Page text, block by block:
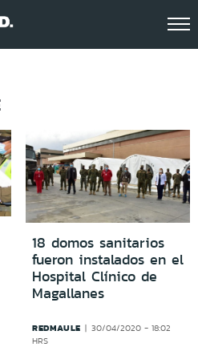
al contenido
18 domos sanitarios
fueron instalados en el
Hospital Clínico de
Magallanes
REDMAULE
30/04/2020 - 18:02
HRS